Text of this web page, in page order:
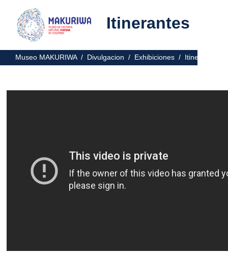
Itinerantes
Museo MAKURIWA / Divulgacion / Exhibiciones / Itinerantes